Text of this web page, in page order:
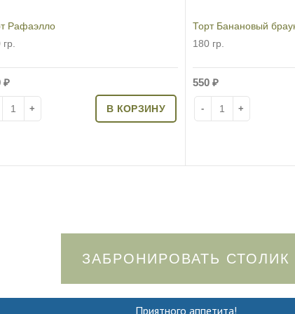
Рафаэлло
₽
товара Торт Рафаэлло
В КОРЗИНУ
Торт Банановый
180 гр.
550 ₽
Количество товара
ЗАБРОНИРОВАТЬ СТОЛИК
Приятного аппетита!